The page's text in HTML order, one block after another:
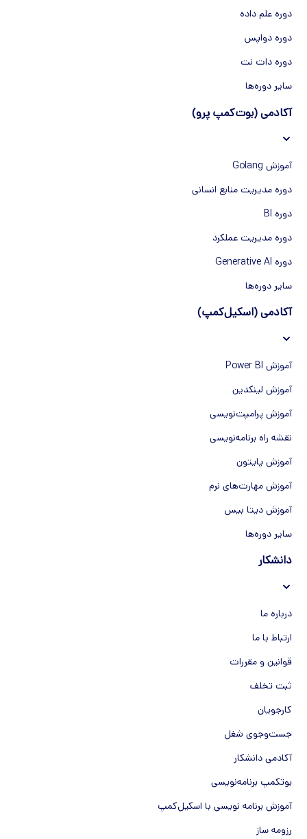
دوره علم داده
دوره دواپس
دوره دات نت
سایر دوره‌ها
آکادمی (بوت‌کمپ پرو)
آموزش Golang
دوره مدیریت منابع انسانی
دوره BI
دوره مدیریت عملکرد
دوره Generative AI
سایر دوره‌ها
آکادمی (اسکیل‌کمپ)
آموزش Power BI
آموزش لینکدین
آموزش پرامپت‌نویسی
نقشه راه برنامه‌نویسی
آموزش پایتون
آموزش مهارت‌های نرم
آموزش دیتا بیس
سایر دوره‌ها
دانشکار
درباره ما
ارتباط با ما
قوانین و مقررات
ثبت تخلف
کارجویان
جست‌و‌جوی شغل
آکادمی دانشکار
بوتکمپ برنامه‌نویسی
آموزش برنامه نویسی با اسکیل‌کمپ
رزومه ساز